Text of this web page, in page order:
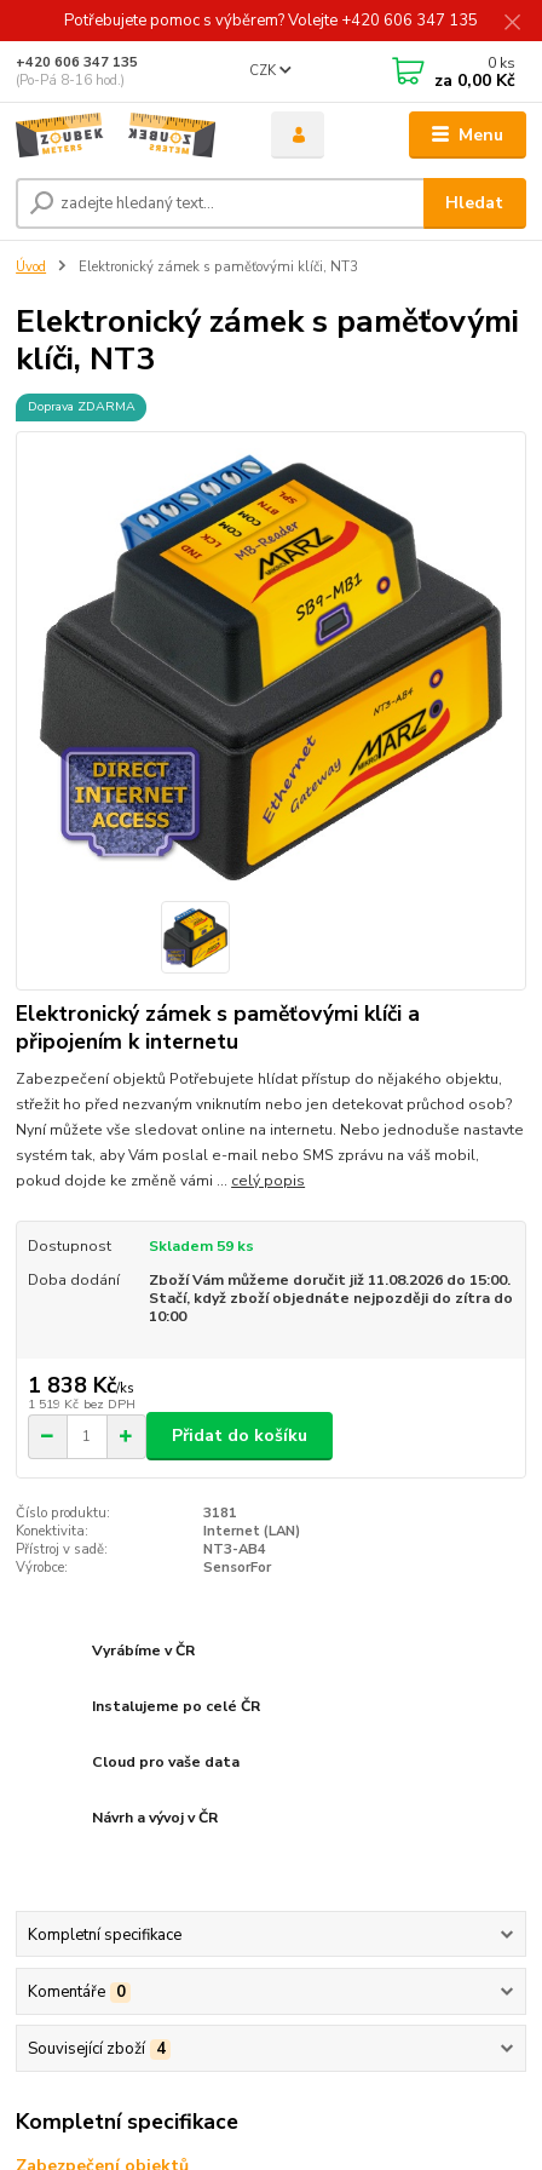
Potřebujete pomoc s výběrem? Volejte +420 606 347 135
Menu
CZK
Hledat
+420 606 347 135
(Po-Pá 8-16 hod.)
0 ks
za 0,00 Kč
Úvod Elektronický zámek s paměťovými klíči, NT3
Elektronický zámek s paměťovými
klíči, NT3
Doprava ZDARMA
Elektronický zámek s paměťovými klíči a
připojením k internetu
Zabezpečení objektů Potřebujete hlídat přístup do nějakého objektu,
střežit ho před nezvaným vniknutím nebo jen detekovat průchod osob?
Nyní můžete vše sledovat online na internetu. Nebo jednoduše nastavte
systém tak, aby Vám poslal e-mail nebo SMS zprávu na váš mobil,
pokud dojde ke změně vámi ... celý popis
Dostupnost
Skladem 59 ks
Doba dodání
Zboží Vám můžeme doručit již 11.08.2026 do 15:00.
Stačí, když zboží objednáte nejpozději do zítra do
10:00
1 838 Kč/ks
1 519 Kč bez DPH
Přidat do košíku
Číslo produktu:
3181
Konektivita:
Internet (LAN)
Přístroj v sadě:
NT3-AB4
Výrobce:
SensorFor
Vyrábíme v ČR
Instalujeme po celé ČR
Cloud pro vaše data
Návrh a vývoj v ČR
Kompletní specifikace
Komentáře 0
Související zboží 4
Kompletní specifikace
Zabezpečení objektů